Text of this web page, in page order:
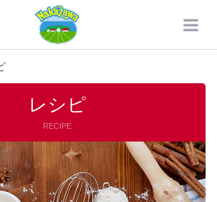
レシピ
RECIPE